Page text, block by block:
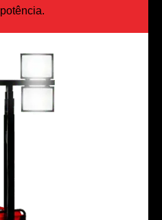
potência.